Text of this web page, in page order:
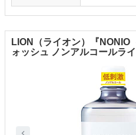
LION（ライオン）『NONIO
ォッシュ ノンアルコールラ